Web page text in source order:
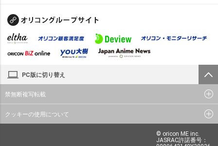
PC版に切り替え
禁無断複写転載
クッキーの使用について
© oricon ME inc.
JASRAC許諾番号：